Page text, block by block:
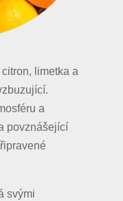
limetka a
a
povznášející
svými